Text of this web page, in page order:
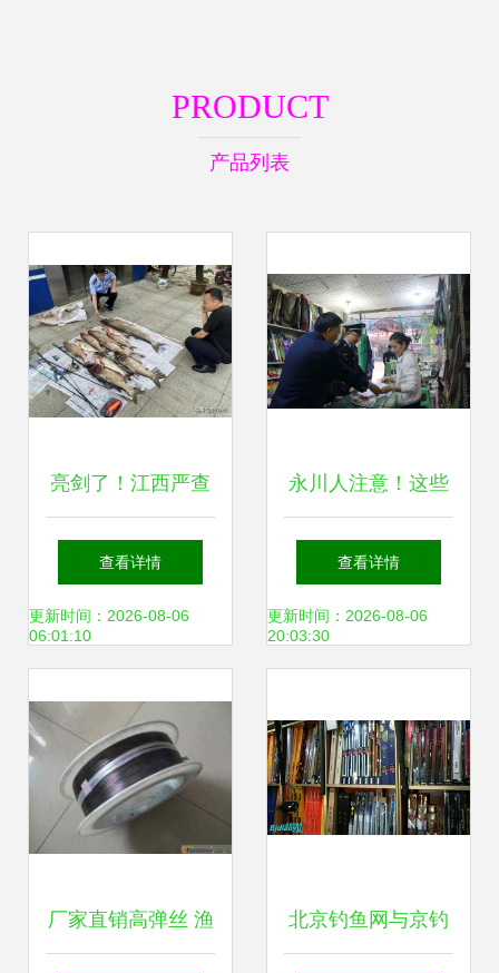
PRODUCT
产品列表
亮剑了！江西严查
违规垂钓，3类钓
鱼行为成执法重
规
查看详情
更新时间：2026-08-06
06:01:10
永川人注意！这些
东西被禁用，快看
你家有吗？——渔
查看详情
更新时间：2026-08-06
20:03:30
厂家直销高弹丝 渔 北京钓鱼网与京钓